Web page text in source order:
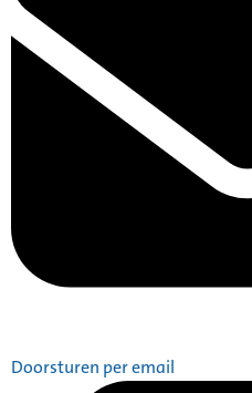
Doorsturen per email